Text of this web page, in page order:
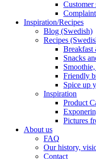
Customer
Inspiration/Recipes
Blog (Swedish)
Recipes
Breakfast
Snacks
Friendly
Spice up
Inspiration
Product
Pictures
About us
FAQ
Our history,
Contact